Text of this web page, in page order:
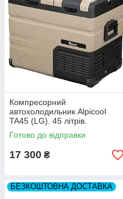
Компресорний
автохолодильник Alpicool
TA45 (LG). 45 літрів.
Двокамерний. До -20℃. (12,
24, 220 вольт)
Готово до відправки
17 300 ₴
БЕЗКОШТОВНА ДОСТАВКА